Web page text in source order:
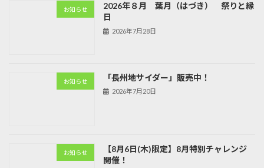
お知らせ
2026年８月 葉月（はづき） 祭りと縁
日
2026年7月28日
お知らせ 「長州地サイダー」販売中！
2026年7月20日
お知らせ
【8月6日(木)限定】8月特別チャレンジ
開催！